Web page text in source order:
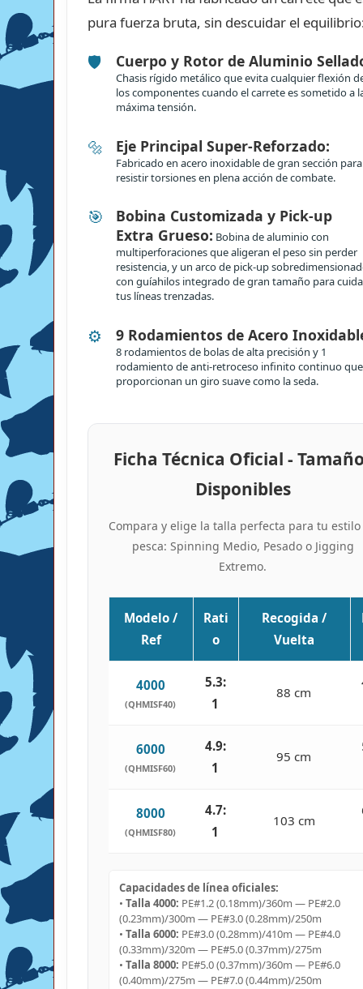
pura fuerza bruta, sin descuidar el
🛡️ Cuerpo y Rotor de Aluminio
Chasis rígido metálico que evita cualquier flexión
los componentes cuando el carrete es sometido a
máxima tensión.
🔩 Eje Principal Super-Reforzado:
Fabricado en acero inoxidable de gran sección para
resistir torsiones en plena acción de combate.
🎯
Bobina Customizada y Pick-up
Extra Grueso: Bobina de aluminio con
multiperforaciones que aligeran el peso sin perder
resistencia, y un arco de pick-up
con guíahilos integrado de gran tamaño para
tus líneas trenzadas.
⚙️ 9 Rodamientos de Acero
8 rodamientos de bolas de alta precisión y 1
rodamiento de anti-retroceso infinito continuo que
proporcionan un giro suave como la seda.
Ficha Técnica Oficial -
Disponibles
Compara y elige la talla perfecta para tu
pesca: Spinning Medio, Pesado o Jigging
Extremo.
Modelo /
Ref
Rati
o
Recogida /
Vuelta
4000
(QHMISF40)
5.3:
1
88 cm
6000
(QHMISF60)
4.9:
1
95 cm
8000
(QHMISF80)
4.7:
1
103 cm
Capacidades de línea oficiales:
• Talla 4000: PE#1.2 (0.18mm)/360m — PE#2.0
(0.23mm)/300m — PE#3.0 (0.28mm)/250m
• Talla 6000: PE#3.0 (0.28mm)/410m — PE#4.0
(0.33mm)/320m — PE#5.0 (0.37mm)/275m
• Talla 8000: PE#5.0 (0.37mm)/360m — PE#6.0
(0.40mm)/275m — PE#7.0 (0.44mm)/250m